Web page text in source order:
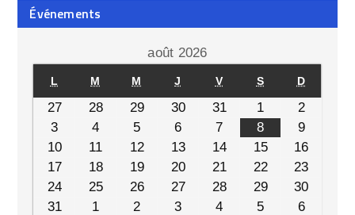
Événements
août 2026
L M M J V S D
27 28 29 30 31 1
2
3
4 5 6 7 8
9
10
11 12 13 14 15
16
17
18 19 20 21 22
23
24
25 26 27 28 29
30
31
1 2 3 4 5 6